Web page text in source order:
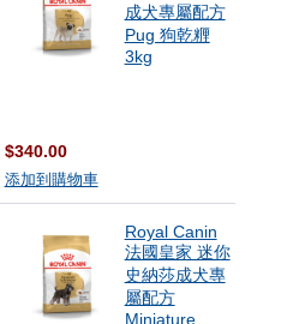
成犬專屬配方
Pug 狗乾糎
3kg
$340.00
添加到購物車
Royal Canin
法國皇家 迷你
史納莎成犬專
屬配方
Miniature